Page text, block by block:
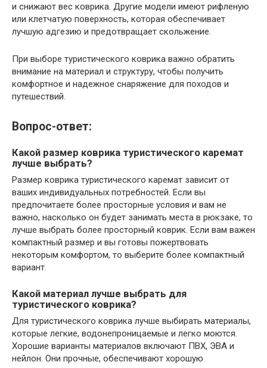
и снижают вес коврика. Другие модели имеют рифленую
или клетчатую поверхность, которая обеспечивает
лучшую адгезию и предотвращает скольжение.
При выборе туристического коврика важно обратить
внимание на материал и структуру, чтобы получить
комфортное и надежное снаряжение для походов и
путешествий.
Вопрос-ответ:
Какой размер коврика туристического каремат
лучше выбрать?
Размер коврика туристического каремат зависит от
ваших индивидуальных потребностей. Если вы
предпочитаете более просторные условия и вам не
важно, насколько он будет занимать места в рюкзаке, то
лучше выбрать более просторный коврик. Если вам важен
компактный размер и вы готовы пожертвовать
некоторым комфортом, то выберите более компактный
вариант.
Какой материал лучше выбрать для
туристического коврика?
Для туристического коврика лучше выбирать материалы,
которые легкие, водонепроницаемые и легко моются.
Хорошие варианты материалов включают ПВХ, ЭВА и
нейлон. Они прочные, обеспечивают хорошую